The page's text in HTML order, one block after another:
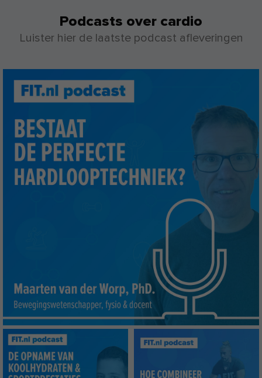
Podcasts over cardio
Luister hier de laatste podcast afleveringen